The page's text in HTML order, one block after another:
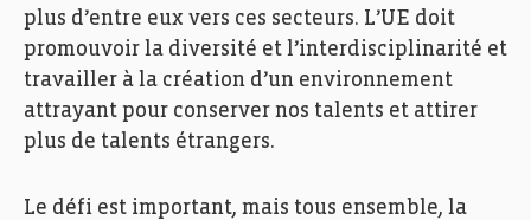
plus d’entre eux vers ces secteurs. L’UE doit
promouvoir la diversité et l’interdisciplinarité et
travailler à la création d’un environnement
attrayant pour conserver nos talents et attirer
plus de talents étrangers.
Le défi est important, mais tous ensemble, la